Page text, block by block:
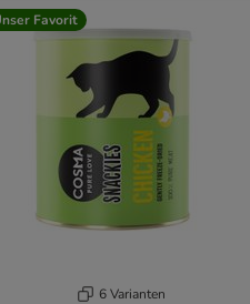
Favorit
6 Varianten